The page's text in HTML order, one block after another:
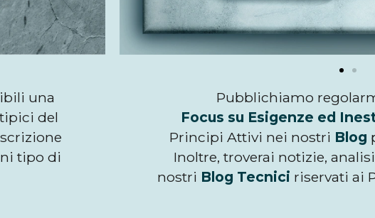
una
tipici del
tipo di
Pubblichiamo
Focus su Esigenze ed
Principi Attivi nei nostri Blog
Inoltre, troverai notizie,
nostri Blog Tecnici riservati ai